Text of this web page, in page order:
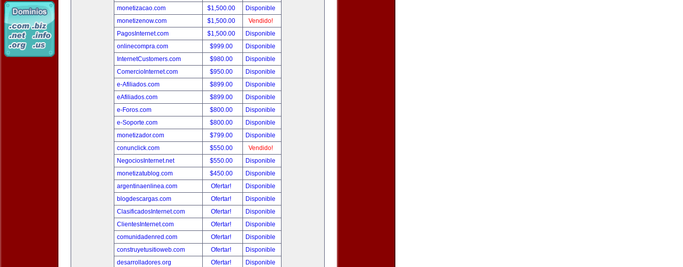
monetizacao.com
$1,500.00
Disponible
monetizenow.com
$1,500.00
Vendido!
PagosInternet.com
$1,500.00
Disponible
onlinecompra.com
$999.00
Disponible
InternetCustomers.com
$980.00
Disponible
ComercioInternet.com
$950.00
Disponible
e-Afiliados.com
$899.00
Disponible
eAfiliados.com
$899.00
Disponible
e-Foros.com
$800.00
Disponible
e-Soporte.com
$800.00
Disponible
monetizador.com
$799.00
Disponible
conunclick.com
$550.00
Vendido!
NegociosInternet.net
$550.00
Disponible
monetizatublog.com
$450.00
Disponible
argentinaenlinea.com
Ofertar!
Disponible
blogdescargas.com
Ofertar!
Disponible
ClasificadosInternet.com
Ofertar!
Disponible
ClientesInternet.com
Ofertar!
Disponible
comunidadenred.com
Ofertar!
Disponible
construyetusitioweb.com
Ofertar!
Disponible
desarrolladores.org
Ofertar!
Disponible